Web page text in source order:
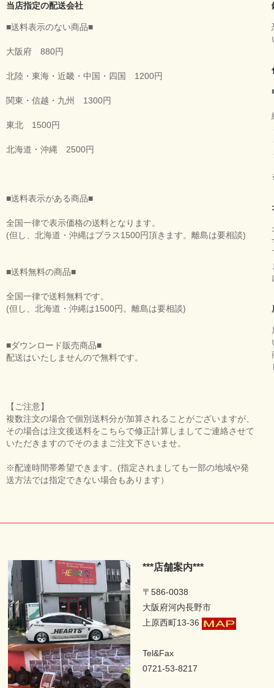
当店指定の配送会社
■送料表示のない商品■
大阪府 880円
北陸・東海・近畿・中国・四国 1200円
関東・信越・九州 1300円
東北 1500円
北海道・沖縄 2500円
■送料表示がある商品■
全国一律で表示価格の送料となります。
(但し、北海道・沖縄はプラス1500円頂きます。離島は要相談)
■送料無料の商品■
全国一律で送料無料です。
(但し、北海道・沖縄は1500円。離島は要相談)
■ダウンロード販売商品■
配送はいたしませんので無料です。
【ご注意】
複数注文の場合で個別送料分が加算されることがございますが、
その場合は注文後送料をこちらで修正計算しましてご連絡させて
いただきますのでそのままご注文下さいませ。
※配達時間帯希望できます。(指定されましても一部の地域や発
送方法では指定できない場合もあります）
***店舗案内***
〒586-0038
大阪府河内長野市
上原西町13-36
Tel&Fax
0721-53-8217